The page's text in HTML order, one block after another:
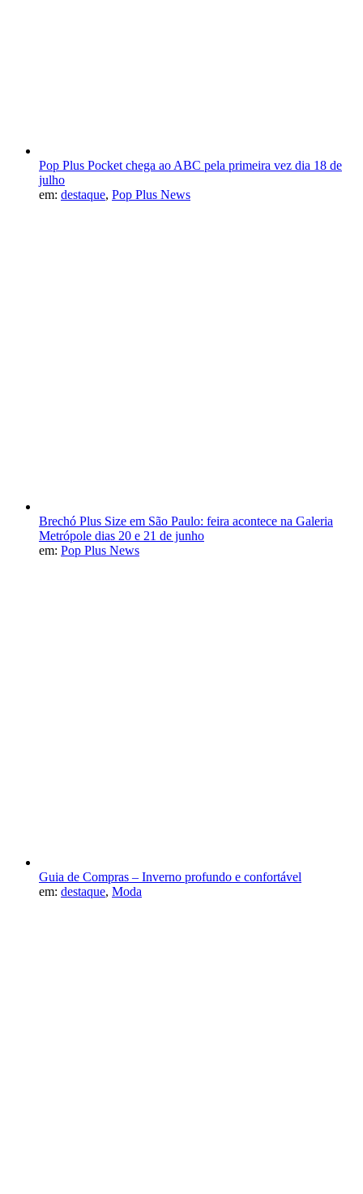
Pop Plus Pocket chega ao ABC pela primeira vez dia 18 de
julho
em: destaque, Pop Plus News
Brechó Plus Size em São Paulo: feira acontece na Galeria
Metrópole dias 20 e 21 de junho
em: Pop Plus News
Guia de Compras – Inverno profundo e confortável
em: destaque, Moda